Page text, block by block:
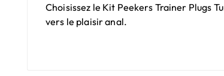
Choisissez le Kit Peekers Trainer Plugs
vers le plaisir anal.